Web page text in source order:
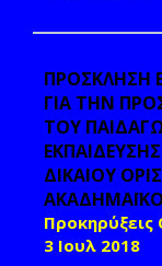
ΠΡΟΣΚΛΗΣΗ
ΓΙΑ ΤΗΝ
ΤΟΥ
ΔΙΚΑΙΟΥ
ΑΚΑΔΗΜΑΪΚΟ
3 Ιουλ 2018